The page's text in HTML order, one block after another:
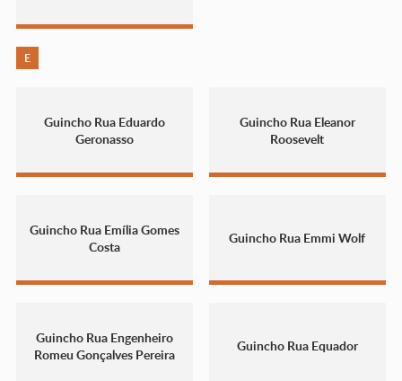
E
Guincho Rua Eduardo
Geronasso
Guincho Rua Eleanor
Roosevelt
Guincho Rua Emília Gomes
Costa
Guincho Rua Emmi Wolf
Guincho Rua Engenheiro
Romeu Gonçalves Pereira
Guincho Rua Equador